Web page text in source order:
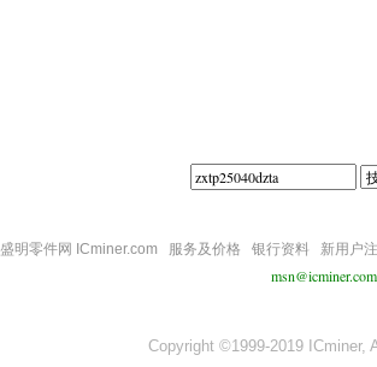
盛明零件网 ICminer.com 服务及价格 银行资料 新用户
msn@icminer.com
Copyright ©1999-2019 ICminer,